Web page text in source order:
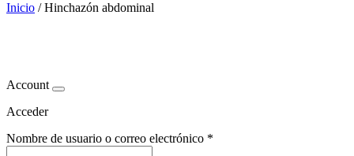
Inicio /Hinchazón abdominal
Account
Acceder
Nombre de usuario o correo electrónico *